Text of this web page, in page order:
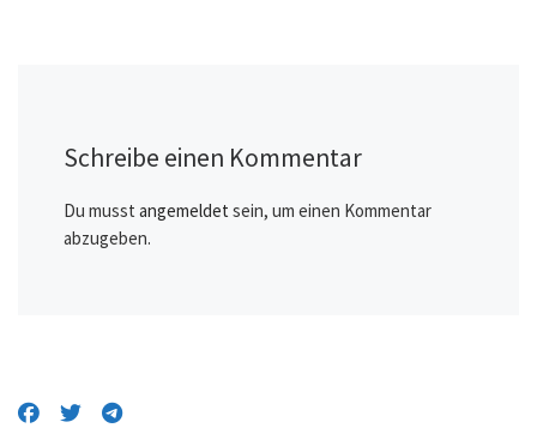
Schreibe einen Kommentar
Du musst angemeldet sein, um einen Kommentar
abzugeben.